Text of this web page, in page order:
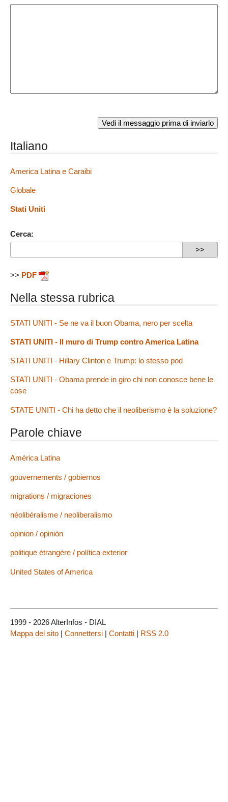
Italiano
America Latina e Caraibi
Globale
Stati Uniti
Cerca:
>> PDF
Nella stessa rubrica
STATI UNITI - Se ne va il buon Obama, nero per scelta
STATI UNITI - Il muro di Trump contro America Latina
STATI UNITI - Hillary Clinton e Trump: lo stesso pod
STATI UNITI - Obama prende in giro chi non conosce bene le
cose
STATE UNITI - Chi ha detto che il neoliberismo è la soluzione?
Parole chiave
América Latina
gouvernements / gobiernos
migrations / migraciones
néolibéralisme / neoliberalismo
opinion / opinión
politique étrangère / política exterior
United States of America
1999 - 2026 AlterInfos - DIAL
Mappa del sito | Connettersi | Contatti | RSS 2.0